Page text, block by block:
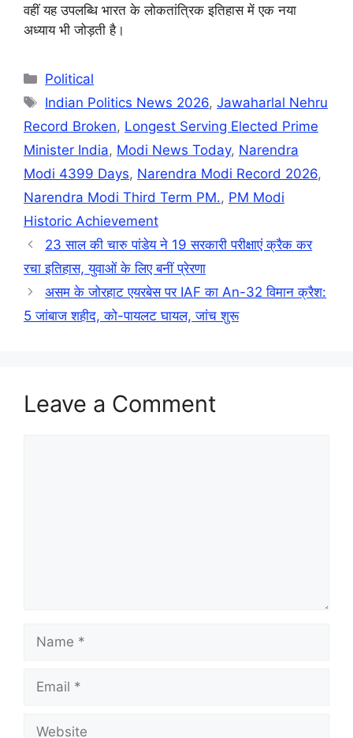
वहीं यह उपलब्धि भारत के लोकतांत्रिक इतिहास में एक नया
अध्याय भी जोड़ती है।
Categories
Political
Tags
Indian Politics News 2026,Jawaharlal Nehru
Record Broken, Longest Serving Elected Prime
Minister India, Modi News Today, Narendra
Modi 4399 Days, Narendra Modi Record 2026,
Narendra Modi Third Term PM., PM Modi
Historic Achievement
23 साल की चारु पांडेय ने 19 सरकारी परीक्षाएं क्रैक कर
रचा इतिहास, युवाओं के लिए बनीं प्रेरणा
असम के जोरहाट एयरबेस पर IAF का An-32 विमान क्रैश:
5 जांबाज शहीद, को-पायलट घायल, जांच शुरू
Leave a Comment
Name
Email
Website